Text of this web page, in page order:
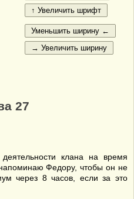
27
клана на время
Федору, чтобы он не
через 8 часов, если за это